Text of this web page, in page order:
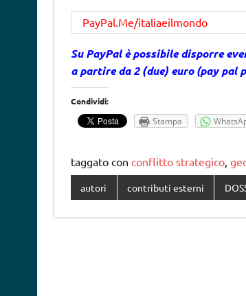
PayPal.Me/italiaeilmondo
Su PayPal è possibile disporre
a partire da 2 (due) euro (pay pal
Condividi:
Stampa
taggato con conflitto strategico,
autori contributi esterni